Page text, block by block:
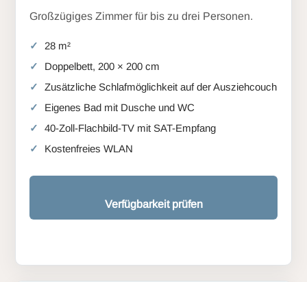
Großzügiges Zimmer für bis zu drei Personen.
28 m²
Doppelbett, 200 × 200 cm
Zusätzliche Schlafmöglichkeit auf der Ausziehcouch
Eigenes Bad mit Dusche und WC
40-Zoll-Flachbild-TV mit SAT-Empfang
Kostenfreies WLAN
Verfügbarkeit prüfen